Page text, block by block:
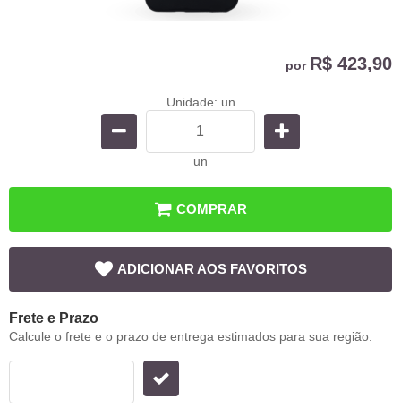
por R$ 423,90
Unidade: un
un
COMPRAR
ADICIONAR AOS FAVORITOS
Frete e Prazo
Calcule o frete e o prazo de entrega estimados para sua região: